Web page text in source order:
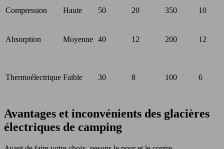
Compression
Haute 50 20 350 10
Absorption Moyenne 40 12 200 12
Thermoélectrique Faible 30 8 100 6
Avantages et inconvénients des glacières
électriques de camping